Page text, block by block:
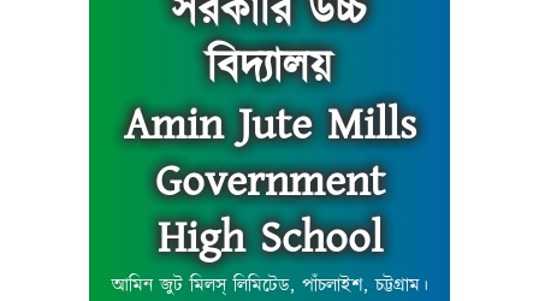
বিদ্যালয়
Amin Jute Mills
Government
High School
আমিন জুট মিলস্ লিমিটেড, পাঁচলাইশ, চট্টগ্রাম।